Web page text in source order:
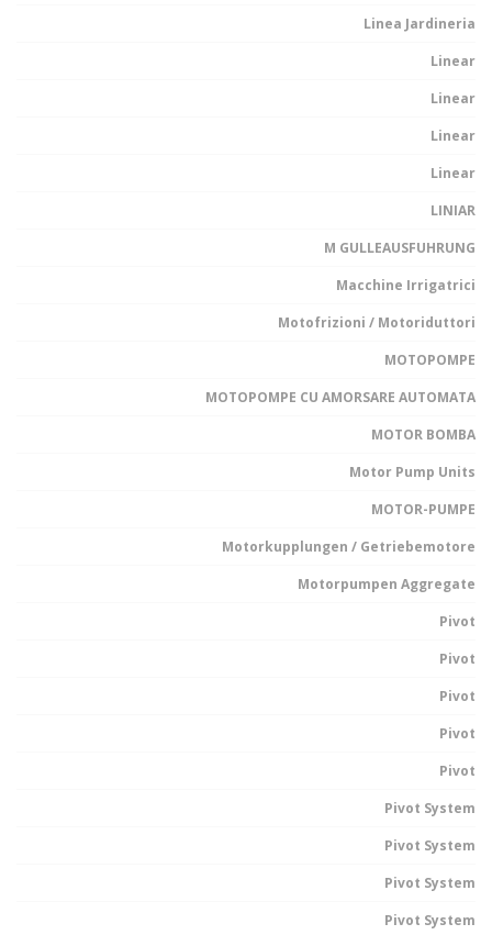
Linea Jardineria
Linear
Linear
Linear
Linear
LINIAR
M GULLEAUSFUHRUNG
Macchine Irrigatrici
Motofrizioni / Motoriduttori
MOTOPOMPE
MOTOPOMPE CU AMORSARE AUTOMATA
MOTOR BOMBA
Motor Pump Units
MOTOR-PUMPE
Motorkupplungen / Getriebemotore
Motorpumpen Aggregate
Pivot
Pivot
Pivot
Pivot
Pivot
Pivot System
Pivot System
Pivot System
Pivot System